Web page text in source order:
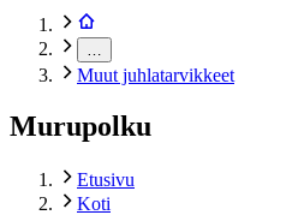
Muut juhlatarvikkeet
Murupolku
Etusivu
Koti